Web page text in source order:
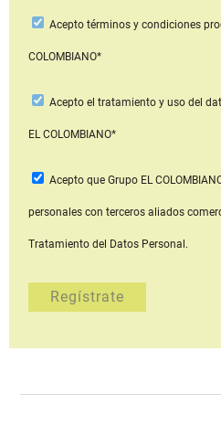
Aceptotérminos y condiciones
COLOMBIANO*
Acepto el tratamiento y uso del
EL COLOMBIANO*
Acepto que Grupo EL
personales con terceros aliados
Tratamiento del Datos Personal.